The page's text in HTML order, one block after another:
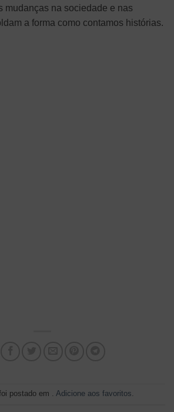
mudanças na sociedade e nas
a forma como contamos histórias.
postado em . Adicione aos favoritos